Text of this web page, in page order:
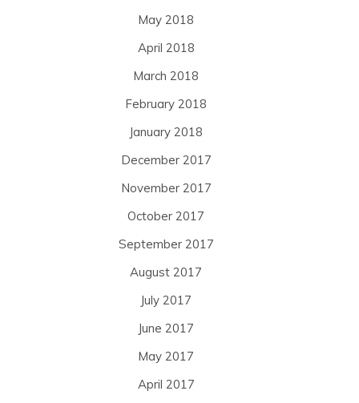
May 2018
April 2018
March 2018
February 2018
January 2018
December 2017
November 2017
October 2017
September 2017
August 2017
July 2017
June 2017
May 2017
April 2017